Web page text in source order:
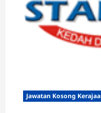
Jawatan Kosong